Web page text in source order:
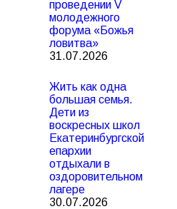
проведении V
молодежного
форума «Божья
ловитва»
31.07.2026
Жить как одна
большая семья.
Дети из
воскресных школ
Екатеринбургской
епархии
отдыхали в
оздоровительном
лагере
30.07.2026